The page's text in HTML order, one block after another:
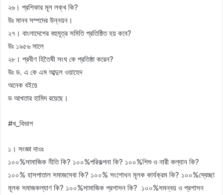
২৬। প্রশিকার মূল লক্খ কি?
উঃ মানব সম্পদের উন্নয়ন।
২৭। বাংলাদেশের বহুমূত্র সমিতি প্রতিষ্ঠিত হয় কবে?
উঃ ১৯৫৬ সালে
২৮। প্রবীণ হিতৈষী সংঘ কে প্রতিষ্ঠা করেন?
উঃ ড. এ কে এম আব্দুল ওয়াহেদ
অনেক বইয়ে
ড আখতার হামিদ রয়েছে।
#খ_বিভাগ
১। সংজ্ঞা দাওঃ
১০০%সামাজিক নীতি কি? ১০০%পরিকল্পনা কি? ১০০%শিশু ও নারী কল্যান কি?
১০০% হাসপাতাল সমাজসেবা কি? ১০০% সংশোধন মূলক কার্যক্রম কি? ১০০%স্বেচ্ছা
মূলক সমাজকল্যাণ কি? ১০০%সামাজিক প্রশাসন কি? ১০০%সমন্বয় ও প্রশাসন